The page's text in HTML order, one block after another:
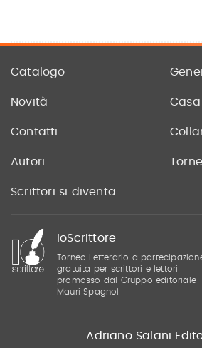
Catalogo
Novità
Contatti
Autori
Scrittori si diventa
IoScrittore
Torneo Letterario a
gratuita per scrittori e lettori
promosso dal Gruppo editoriale
Mauri Spagnol
Adriano Salani